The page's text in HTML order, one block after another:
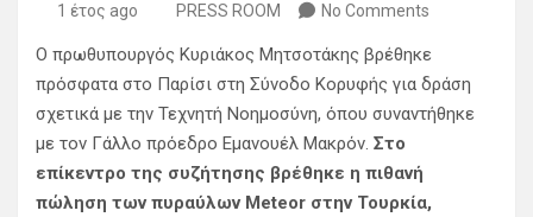
1 έτος ago PRESS ROOM No Comments
Ο πρωθυπουργός Κυριάκος Μητσοτάκης βρέθηκε
πρόσφατα στο Παρίσι στη Σύνοδο Κορυφής για δράση
σχετικά με την Τεχνητή Νοημοσύνη, όπου συναντήθηκε
με τον Γάλλο πρόεδρο Εμανουέλ Μακρόν. Στο
επίκεντρο της συζήτησης βρέθηκε η πιθανή
πώληση των πυραύλων Meteor στην Τουρκία,